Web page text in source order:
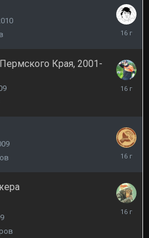
19
Края, 2001-
19
27